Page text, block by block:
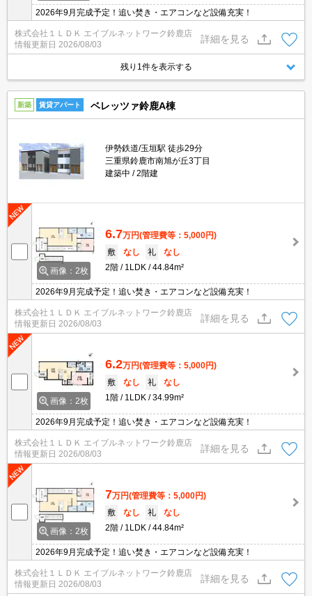
2026年9月完成予定！追い焚き・エアコンなど設備充実！
株式会社１ＬＤＫ エイブルネットワーク鈴鹿店
情報更新日 2026/08/03
詳細を見る
残り1件を表示する
新築 賃貸アパート ベレッツァ鈴鹿A棟
伊勢鉄道/玉垣駅 徒歩29分
三重県鈴鹿市南旭が丘3丁目
建築中
2階建
画像：2枚
6.7万円(管理費等：5,000円)
敷
なし 礼
なし
2階
1LDK 44.84m²
2026年9月完成予定！追い焚き・エアコンなど設備充実！
株式会社１ＬＤＫ エイブルネットワーク鈴鹿店
情報更新日 2026/08/03
詳細を見る
画像：2枚
6.2万円(管理費等：5,000円)
敷
なし 礼
なし
1階
1LDK 34.99m²
2026年9月完成予定！追い焚き・エアコンなど設備充実！
株式会社１ＬＤＫ エイブルネットワーク鈴鹿店
情報更新日 2026/08/03
詳細を見る
画像：2枚
7万円(管理費等：5,000円)
敷
なし 礼
なし
2階
1LDK 44.84m²
2026年9月完成予定！追い焚き・エアコンなど設備充実！
株式会社１ＬＤＫ エイブルネットワーク鈴鹿店
情報更新日 2026/08/03
詳細を見る